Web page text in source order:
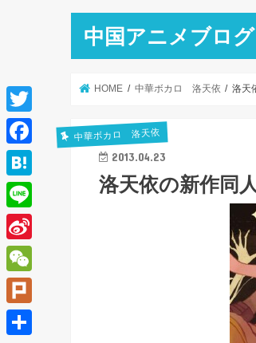
中国アニメブロ
HOME 中華ボカロ 洛天依 洛天
中華ボカロ 洛天依
2013.04.23
洛天依の新作同
T
w
i
t
e
r
F
a
c
e
b
o
o
k
H
a
t
e
a
L
i
n
e
S
i
n
a
W
e
C
P